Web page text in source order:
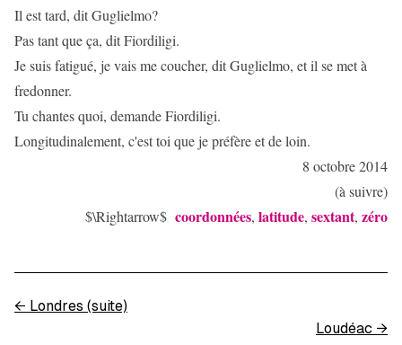
Il est tard, dit Guglielmo?
Pas tant que ça, dit Fiordiligi.
Je suis fatigué, je vais me coucher, dit Guglielmo, et il se met à
fredonner.
Tu chantes quoi, demande Fiordiligi.
Longitudinalement, c'est toi que je préfère et de loin.
8 octobre 2014
(à suivre)
$\Rightarrow$ coordonnées, latitude, sextant, zéro
← Londres (suite)
Loudéac →